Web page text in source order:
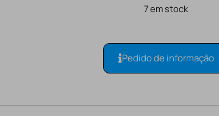
7 em stock
Pedido de informação